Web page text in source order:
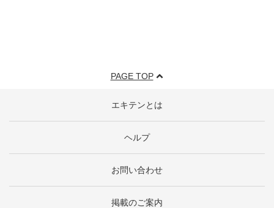
PAGE TOP
エキテンとは
ヘルプ
お問い合わせ
掲載のご案内